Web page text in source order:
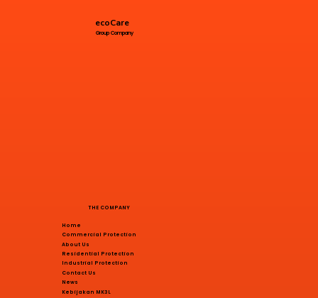
THE COMPANY
Commercial Protection
Home
About Us
Industrial Protection
Residential Protection
Contact Us
News
Kebijakan MK3L
ecoCare
Group Company